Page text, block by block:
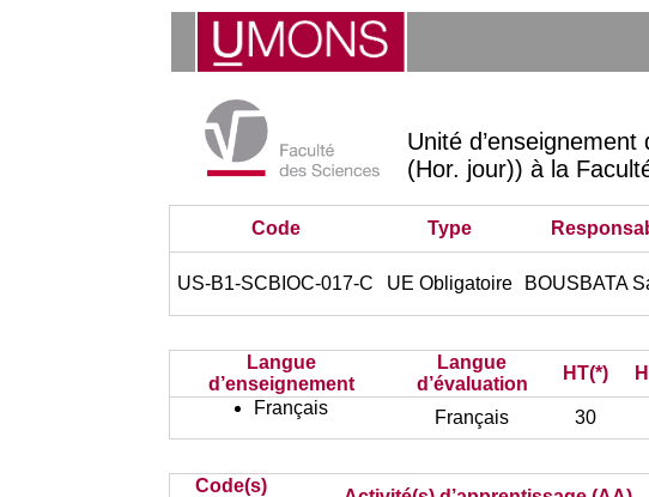
Unité
(Hor. jour)) à la
Code Type
US-B1-SCBIOC-017-C UE Obligatoire BOUSBATA
Langue
d’enseignement
Langue
d’évaluation
HT(*)
Français
Français 30
Code(s)